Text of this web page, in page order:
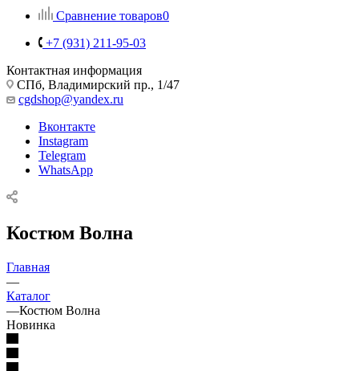
Сравнение товаров0
+7 (931) 211-95-03
Контактная информация
СПб, Владимирский пр., 1/47
cgdshop@yandex.ru
Вконтакте
Instagram
Telegram
WhatsApp
Костюм Волна
Главная
—
Каталог
—Костюм Волна
Новинка